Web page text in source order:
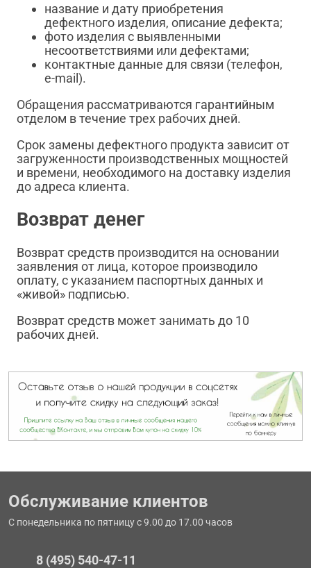
название и дату приобретения
дефектного изделия, описание дефекта;
фото изделия с выявленными
несоответствиями или дефектами;
контактные данные для связи (телефон,
e-mail).
Обращения рассматриваются гарантийным
отделом в течение трех рабочих дней.
Срок замены дефектного продукта зависит от
загруженности производственных мощностей
и времени, необходимого на доставку изделия
до адреса клиента.
Возврат денег
Возврат средств производится на основании
заявления от лица, которое производило
оплату, с указанием паспортных данных и
«живой» подписью.
Возврат средств может занимать до 10
рабочих дней.
Обслуживание клиентов
С понедельника по пятницу с 9.00 до 17.00 часов
8 (495) 540-47-11